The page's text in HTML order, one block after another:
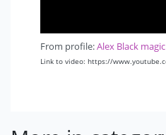
From profile:Alex Black
Link to video: https://